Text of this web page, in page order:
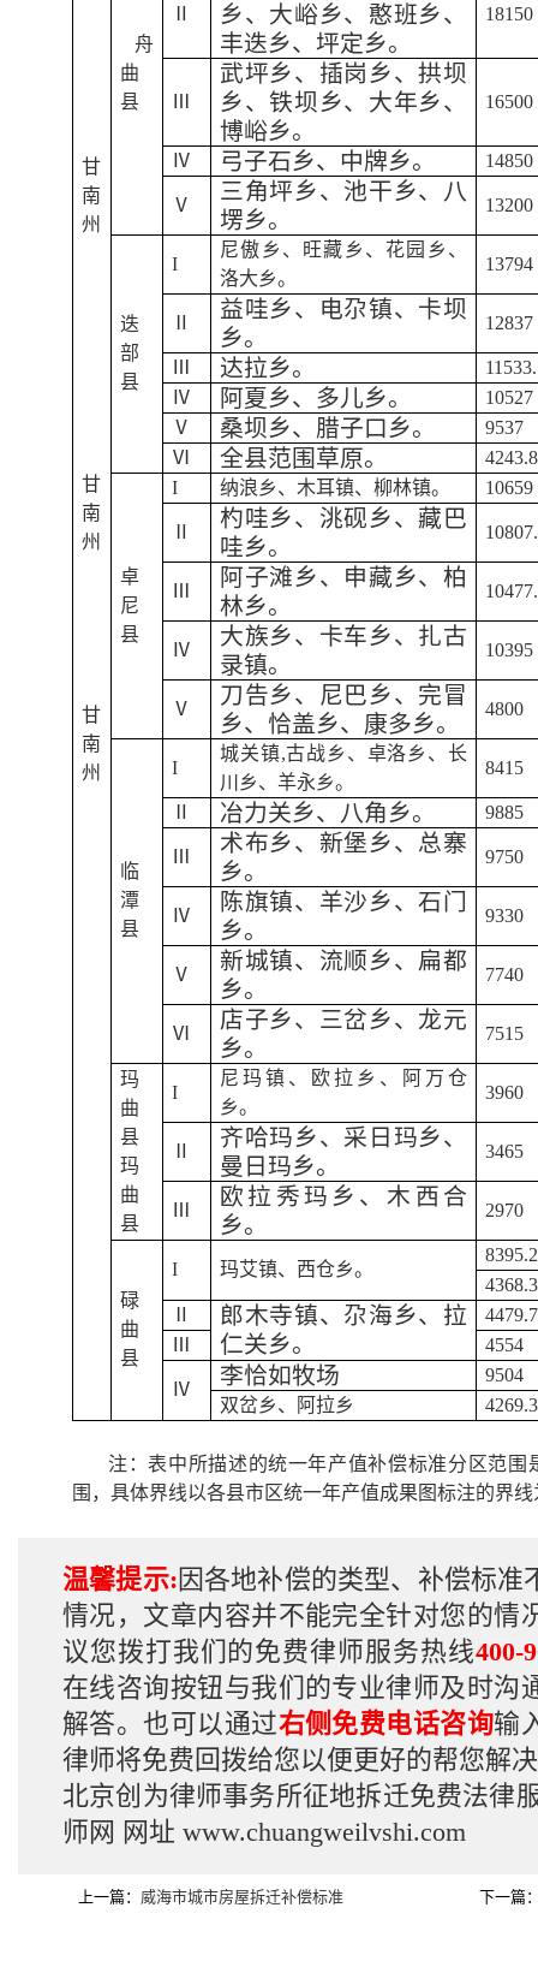
甘
南
州
甘
南
州
甘
南
州
舟
曲
县
乡、大峪乡、憨班乡、
丰迭乡、坪定乡。
18150
武坪乡、插岗乡、拱坝
乡、铁坝乡、大年乡、
博峪乡。
16500
Ⅳ 弓子石乡、中牌乡。 14850
Ⅴ
三角坪乡、池干乡、八
塄乡。
13200
迭
部
县
I
尼傲乡、旺藏乡、花园乡、
洛大乡。
13794
益哇乡、电尕镇、卡坝
乡。
12837
达拉乡。
Ⅳ
阿夏乡、多儿乡。
10527
Ⅴ
桑坝乡、腊子口乡。
9537
Ⅵ
全县范围草原。 4243.8
卓
尼
县
I 纳浪乡、木耳镇、柳林镇。 10659
杓哇乡、洮砚乡、藏巴
哇乡。
阿子滩乡、申藏乡、柏
林乡。
Ⅳ
大族乡、卡车乡、扎古
录镇。
10395
Ⅴ
刀告乡、尼巴乡、完冒
乡、恰盖乡、康多乡。
4800
临
潭
县
I
城关镇,古战乡、卓洛乡、长
川乡、羊永乡。
8415
冶力关乡、八角乡。 9885
术布乡、新堡乡、总寨
乡。
9750
Ⅳ
陈旗镇、羊沙乡、石门
乡。
9330
Ⅴ
新城镇、流顺乡、扁都
乡。
7740
Ⅵ
店子乡、三岔乡、龙元
乡。
7515
玛
曲
县
玛
曲
县
I
尼玛镇、欧拉乡、阿万仓
乡。
3960
齐哈玛乡、采日玛乡、
曼日玛乡。
3465
欧拉秀玛乡、木西合
乡。
2970
碌
曲
县
I 玛艾镇、西仓乡。
8395.2
郎木寺镇、尕海乡、拉
仁关乡。
4554
Ⅳ
李恰如牧场
9504
双岔乡、阿拉乡
注：表中所描述的统一年产值补偿标准分区范围
围，具体界线以各县市区统一年产值成果图标注的界线
温馨提示:因各地补偿的类型、补偿标准
情况，文章内容并不能完全针对您的情
议您拨打我们的免费律师服务热线400-
在线咨询按钮与我们的专业律师及时沟
解答。也可以通过右侧免费电话咨询输
律师将免费回拨给您以便更好的帮您解
北京创为律师事务所征地拆迁免费法律
师网 网址 www.chuangweilvshi.com
上一篇： 威海市城市房屋拆迁补偿标准 下一篇